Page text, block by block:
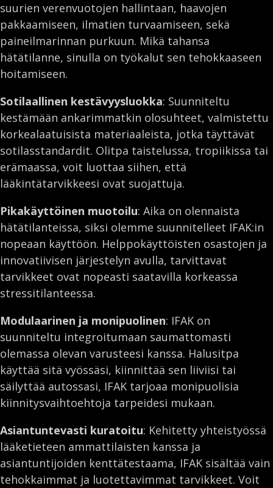
suurien verenvuotojen hallintaan, haavojen
pakkaamiseen, ilmatien turvaamiseen, sekä
paineilmarinnan purkuun. Mikä tahansa
hätätilanne, sinulla on työkalut sen tehokkaaseen
hoitamiseen.
Sotilaallinen kestävyysluokka: Suunniteltu
kestämään ankarimmatkin olosuhteet, valmistettu
korkealaatuisista materiaaleista, jotka täyttävät
sotilasstandardit. Olitpa taistelussa, tropiikissa tai
erämaassa, voit luottaa siihen, että
lääkintätarvikkeesi ovat suojattuja.
Pikakäyttöinen muotoilu: Aika on olennaista
hätätilanteissa, siksi olemme suunnitelleet IFAK:in
nopeaan käyttöön. Helppokäyttöisten osastojen ja
innovatiivisen järjestelyn avulla, tarvittavat
tarvikkeet ovat nopeasti saatavilla korkeassa
stressitilanteessa.
Modulaarinen ja monipuolinen: IFAK on
suunniteltu integroitumaan saumattomasti
olemassa olevan varusteesi kanssa. Halusitpa
käyttää sitä vyössäsi, kiinnittää sen liiviisi tai
säilyttää autossasi, IFAK tarjoaa monipuolisia
kiinnitysvaihtoehtoja tarpeidesi mukaan.
Asiantuntevasti kuratoitu: Kehitetty yhteistyössä
lääketieteen ammattilaisten kanssa ja
asiantuntijoiden kenttätestaama, IFAK sisältää vain
tehokkaimmat ja luotettavimmat tarvikkeet. Voit